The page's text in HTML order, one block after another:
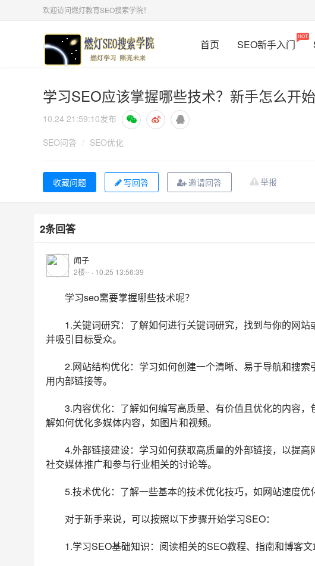
欢迎访问燃灯教育SEO搜索学院！
首页 SEO新手入门
HOT
学习SEO应该掌握哪些技术？新手怎么开始
10.24 21:59:10发布
SEO问答 / SEO优化
举报
写回答 邀请回答
2条回答
闻子
2楼-- · 10.25 13:56:39
学习seo需要掌握哪些技术呢？
1.关键词研究：了解如何进行关键词研究，找到与你的网
并吸引目标受众。
2.网站结构优化：学习如何创建一个清晰、易于导航和搜
用内部链接等。
3.内容优化：了解如何编写高质量、有价值且优化的内容
解如何优化多媒体内容，如图片和视频。
4.外部链接建设：学习如何获取高质量的外部链接，以提高
社交媒体推广和参与行业相关的讨论等。
5.技术优化：了解一些基本的技术优化技巧，如网站速度优
对于新手来说，可以按照以下步骤开始学习SEO：
1.学习SEO基础知识：阅读相关的SEO教程、指南和博客